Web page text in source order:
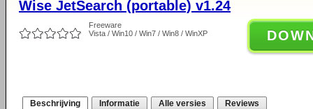
Wise JetSearch (portable) v1.24
Freeware
Vista / Win10 / Win7 / Win8 / WinXP
Beschrijving Informatie Alle versies Reviews